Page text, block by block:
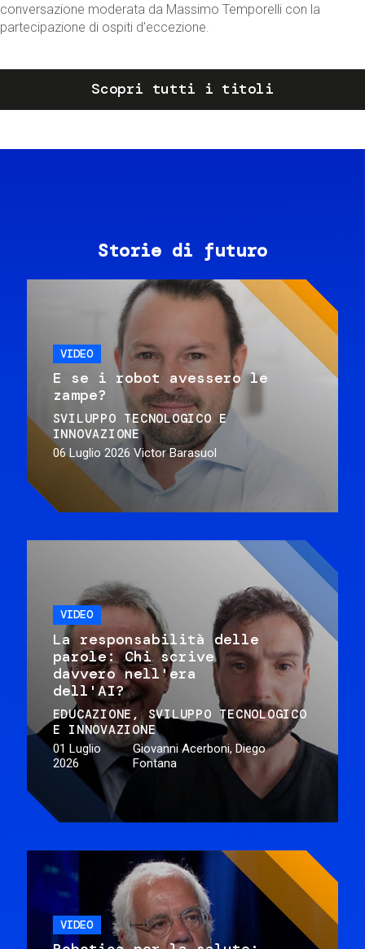
conversazione moderata da Massimo Temporelli con la
partecipazione di ospiti d'eccezione.
Scopri tutti i titoli
Storie di futuro
VIDEO
E se i robot avessero le
zampe?
SVILUPPO TECNOLOGICO E
INNOVAZIONE
06 Luglio 2026 Victor Barasuol
VIDEO
La responsabilità delle
parole: Chi scrive
davvero nell'era
dell'AI?
EDUCAZIONE
SVILUPPO TECNOLOGICO
E INNOVAZIONE
01 Luglio
2026
Giovanni Acerboni, Diego
Fontana
VIDEO